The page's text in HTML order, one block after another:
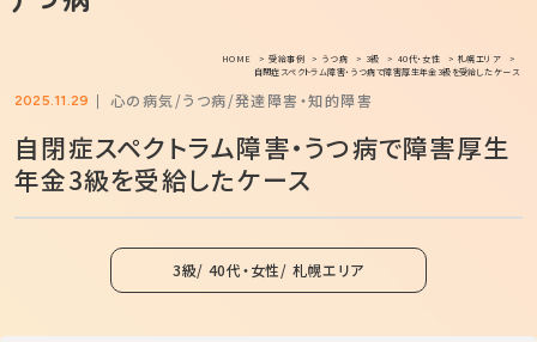
HOME 受給事例 うつ病 3級 40代・女性
札幌エリア
自閉症スペクトラム障害・うつ病で障害厚生年金3級を受給したケース
2025.11.29 心の病気 うつ病 発達障害・知的障害
自閉症スペクトラム障害・うつ病で障害厚生
年金3級を受給したケース
3級 40代・女性 札幌エリア